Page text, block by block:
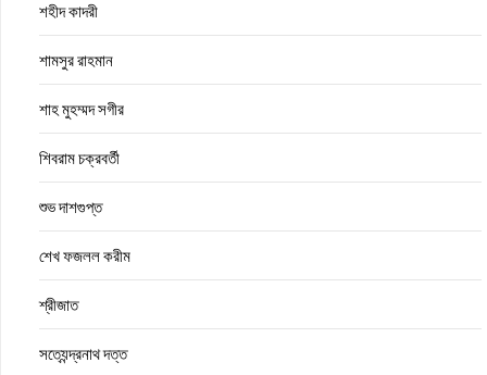
শহীদ কাদরী
শামসুর রাহমান
শাহ মুহম্মদ সগীর
শিবরাম চক্রবর্তী
শুভ দাশগুপ্ত
শেখ ফজলল করীম
শ্রীজাত
সত্যেন্দ্রনাথ দত্ত